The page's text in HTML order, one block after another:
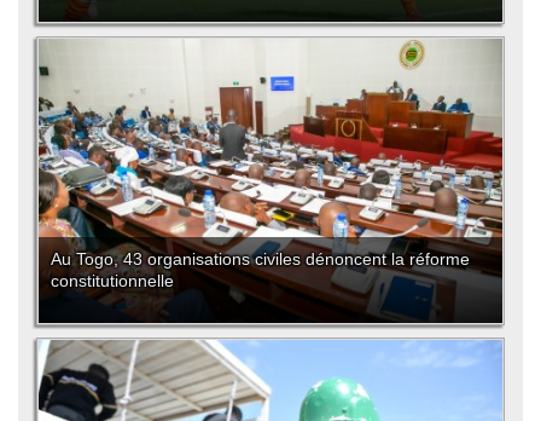
Au Togo, 43 organisations civiles dénoncent la réforme
constitutionnelle